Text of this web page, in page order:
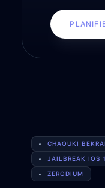
CHAOUKI
JAILBREAK IOS
ZERODIUM